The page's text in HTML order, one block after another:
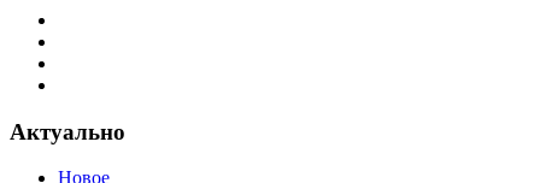
Актуально
Новое